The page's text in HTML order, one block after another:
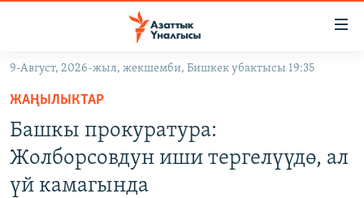
Навигацияга
өтүңүз
Издөөгө
салыңызКЫРГЫЗСТАН
САЯСАТ
ДҮЙНӨ
ДҮЙНӨ
УКРАИНА
9-Август, 2026-жыл, жекшемби, Бишкек убактысы 19:35
ЖАҢЫЛЫКТАР
Башкы прокуратура:
Жолборсовдун иши тергелүүдө, ал
үй камагында